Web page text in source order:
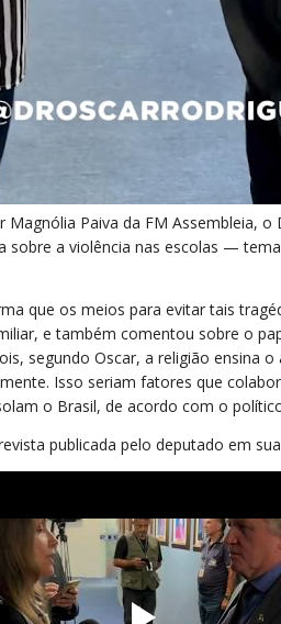
Magnólia Paiva da FM Assembleia, o
sobre a violência nas escolas —
que os meios para evitar tais
e também comentou sobre o
segundo Oscar, a religião ensina
Isso seriam fatores que
o Brasil, de acordo com o
publicada pelo deputado em